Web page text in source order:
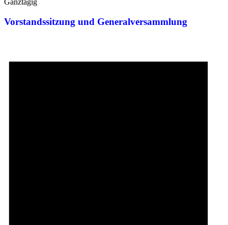
Ganztägig
Vorstandssitzung und Generalversammlung